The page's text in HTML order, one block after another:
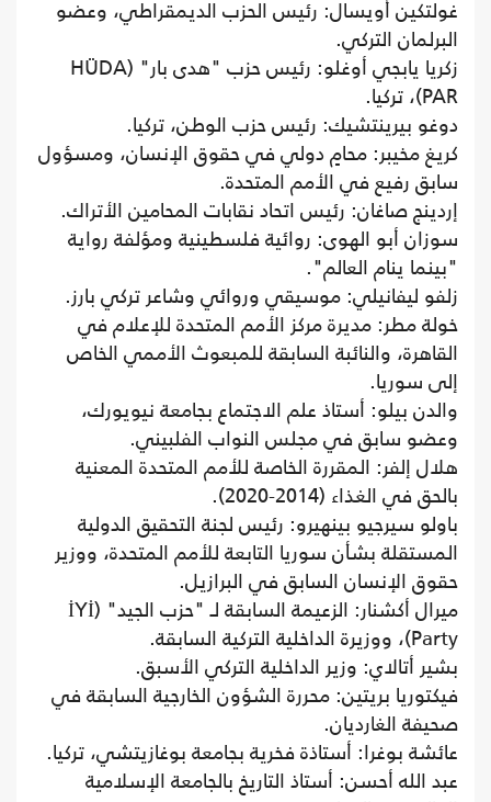
غولتكين أويسال: رئيس الحزب الديمقراطي، وعضو
البرلمان التركي.
زكريا يابجي أوغلو: رئيس حزب "هدى بار" (HÜDA
PAR)، تركيا.
دوغو بيرينتشيك: رئيس حزب الوطن، تركيا.
كريغ مخيبر: محامٍ دولي في حقوق الإنسان، ومسؤول
سابق رفيع في الأمم المتحدة.
إردينج صاغان: رئيس اتحاد نقابات المحامين الأتراك.
سوزان أبو الهوى: روائية فلسطينية ومؤلفة رواية
"بينما ينام العالم".
زلفو ليفانيلي: موسيقي وروائي وشاعر تركي بارز.
خولة مطر: مديرة مركز الأمم المتحدة للإعلام في
القاهرة، والنائبة السابقة للمبعوث الأممي الخاص
إلى سوريا.
والدن بيلو: أستاذ علم الاجتماع بجامعة نيويورك،
وعضو سابق في مجلس النواب الفلبيني.
هلال إلفر: المقررة الخاصة للأمم المتحدة المعنية
بالحق في الغذاء (2014-2020).
باولو سيرجيو بينهيرو: رئيس لجنة التحقيق الدولية
المستقلة بشأن سوريا التابعة للأمم المتحدة، ووزير
حقوق الإنسان السابق في البرازيل.
ميرال أكشنار: الزعيمة السابقة لـ "حزب الجيد" (İYİ
Party)، ووزيرة الداخلية التركية السابقة.
بشير أتالاي: وزير الداخلية التركي الأسبق.
فيكتوريا بريتين: محررة الشؤون الخارجية السابقة في
صحيفة الغارديان.
عائشة بوغرا: أستاذة فخرية بجامعة بوغازيتشي، تركيا.
عبد الله أحسن: أستاذ التاريخ بالجامعة الإسلامية